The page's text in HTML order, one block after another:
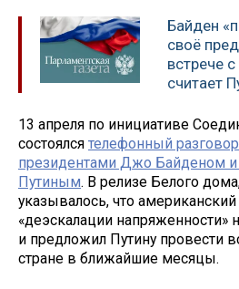
Байден
своё
встрече
считает
13 апреля по инициативе
состоялся телефонный
президентами Джо Байденом
Путиным. В релизе Белого
указывалось, что
«деэскалации напряженности»
и предложил Путину провести
стране в ближайшие месяцы.